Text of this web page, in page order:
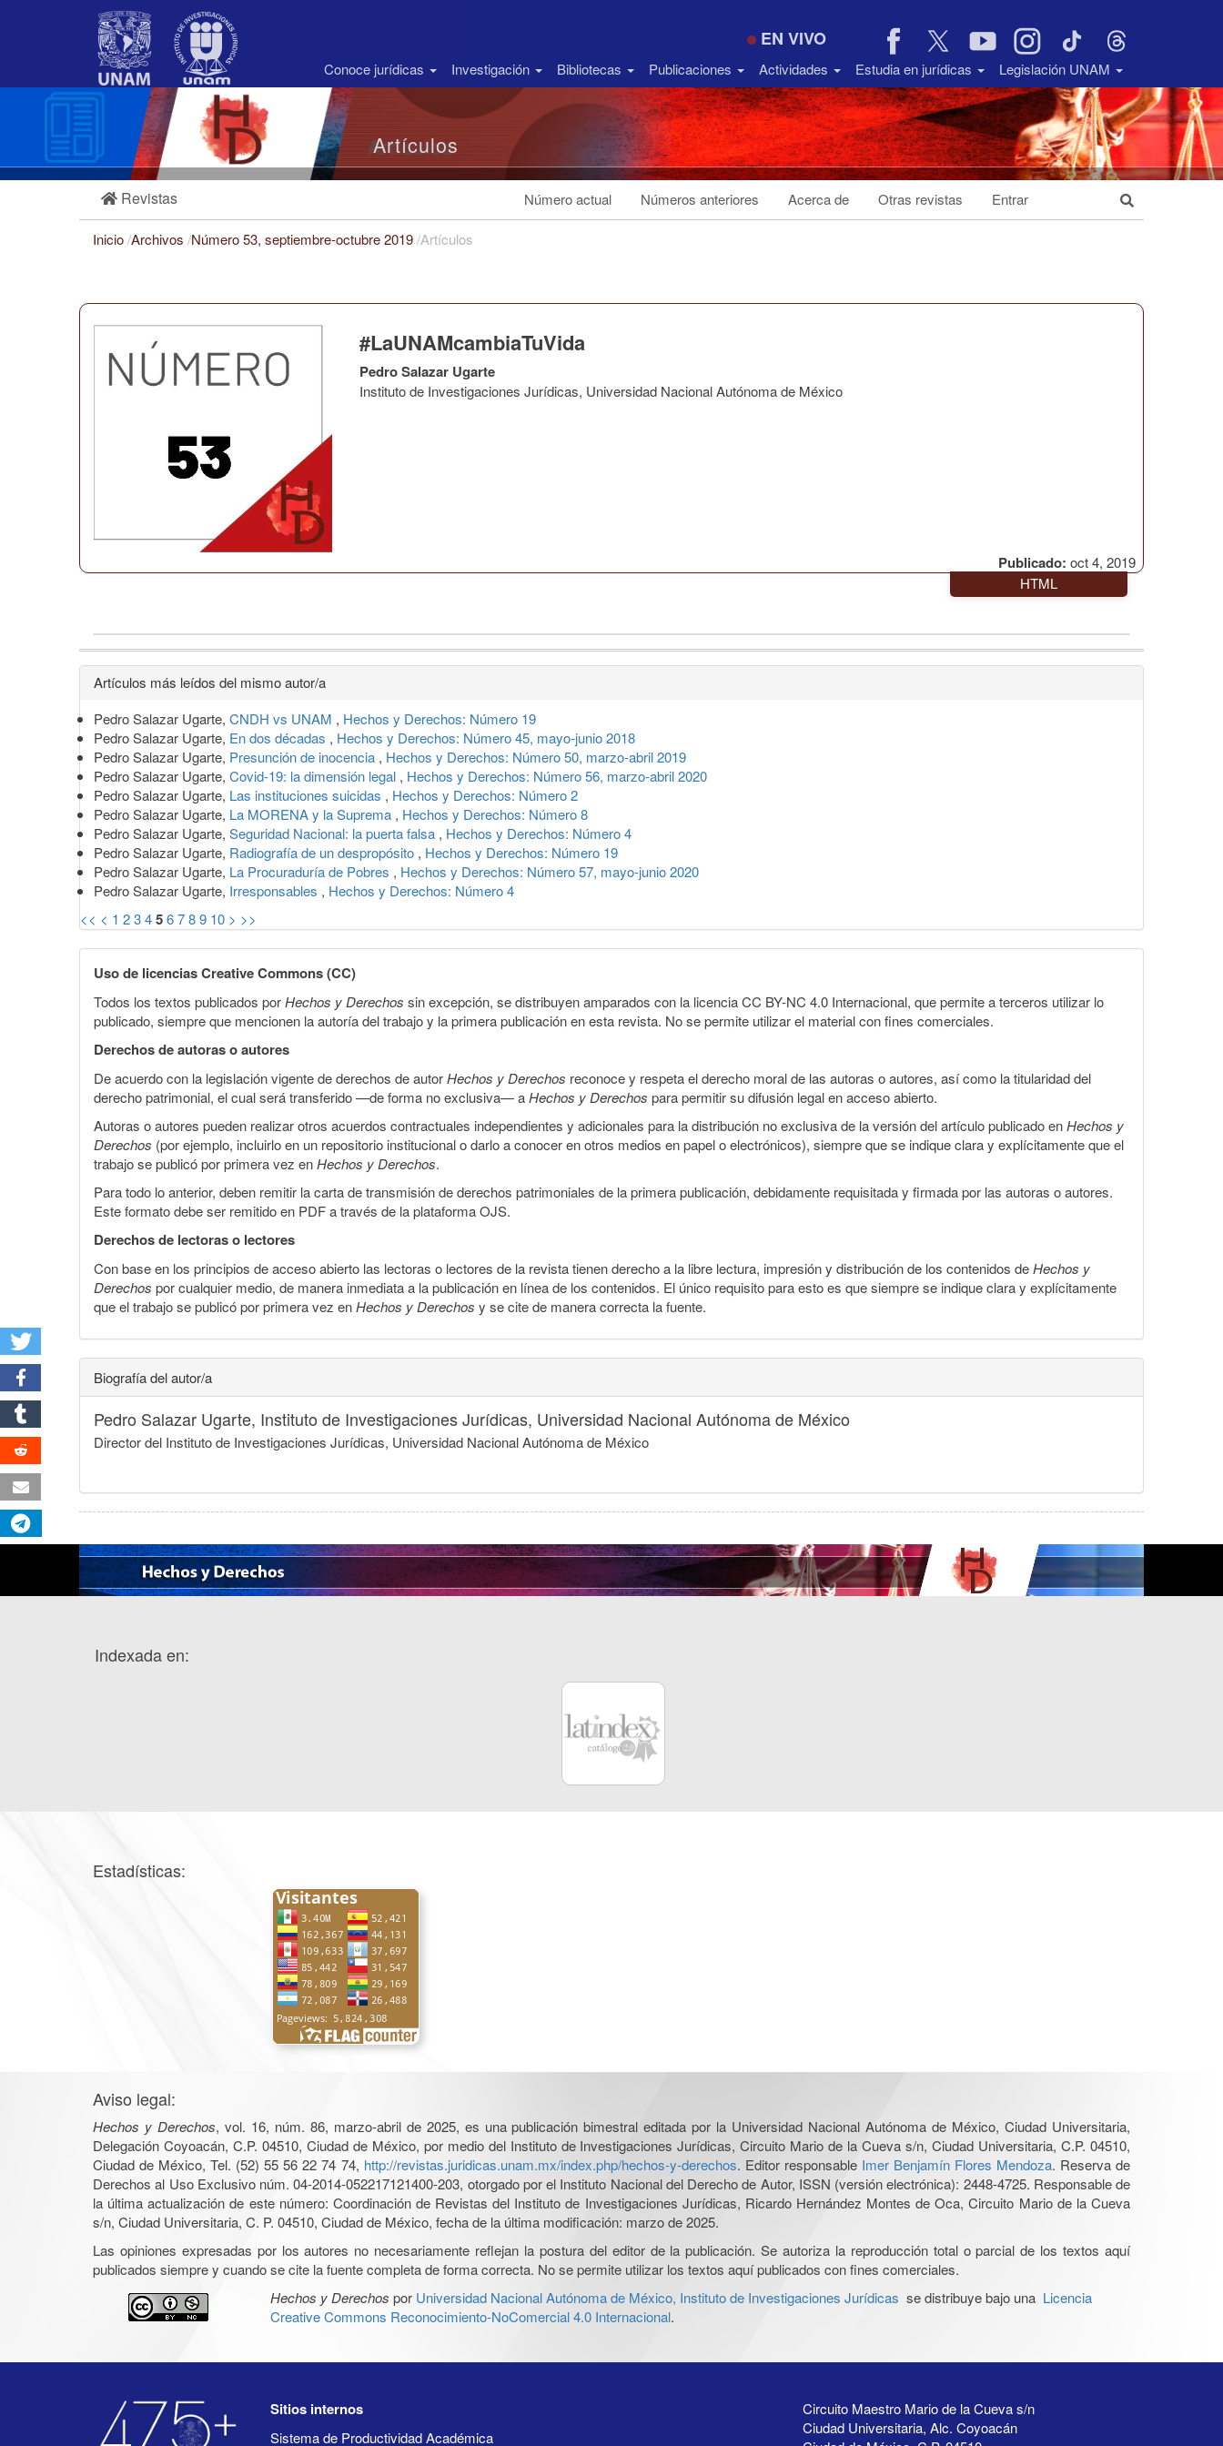
Barra
EN VIVO
Conoce jurídicas Investigación Bibliotecas Publicaciones Actividades Estudia en jurídicas Legislación UNAM
Artículos
Revistas Número actual Números anteriores Acerca de Otras revistas Entrar
Inicio/Archivos /Número 53, septiembre-octubre 2019/Artículos
Publicado: oct 4, 2019
#LaUNAMcambiaTuVida
Pedro Salazar Ugarte
Instituto de Investigaciones Jurídicas, Universidad Nacional Autónoma de México
HTML
Detalles
del
artículo
Artículos más leídos del mismo autor/a
Pedro Salazar Ugarte, CNDH vs UNAM , Hechos y Derechos: Número 19
Pedro Salazar Ugarte, En dos décadas , Hechos y Derechos: Número 45, mayo-junio 2018
Pedro Salazar Ugarte, Presunción de inocencia , Hechos y Derechos: Número 50, marzo-abril 2019
Pedro Salazar Ugarte, Covid-19: la dimensión legal , Hechos y Derechos: Número 56, marzo-abril 2020
Pedro Salazar Ugarte, Las instituciones suicidas , Hechos y Derechos: Número 2
Pedro Salazar Ugarte, La MORENA y la Suprema , Hechos y Derechos: Número 8
Pedro Salazar Ugarte, Seguridad Nacional: la puerta falsa , Hechos y Derechos: Número 4
Pedro Salazar Ugarte, Radiografía de un despropósito , Hechos y Derechos: Número 19
Pedro Salazar Ugarte, La Procuraduría de Pobres , Hechos y Derechos: Número 57, mayo-junio 2020
Pedro Salazar Ugarte, Irresponsables , Hechos y Derechos: Número 4
<< < 1 23456789 10 > >>
Uso de licencias Creative Commons (CC)
Todos los textos publicados porHechos y Derechos sin excepción, se distribuyen amparados con la licencia CC BY-NC 4.0 Internacional, que permite a terceros utilizar lo
publicado, siempre que mencionen la autoría del trabajo y la primera publicación en esta revista. No se permite utilizar el material con fines comerciales.
Derechos de autoras o autores
De acuerdo con la legislación vigente de derechos de autorHechos y Derechos reconoce y respeta el derecho moral de las autoras o autores, así como la titularidad del
derecho patrimonial, el cual será transferido —de forma no exclusiva— aHechos y Derechos para permitir su difusión legal en acceso abierto.
Autoras o autores pueden realizar otros acuerdos contractuales independientes y adicionales para la distribución no exclusiva de la versión del artículo publicado enHechos y
Derechos (por ejemplo, incluirlo en un repositorio institucional o darlo a conocer en otros medios en papel o electrónicos), siempre que se indique clara y explícitamente que el
trabajo se publicó por primera vez enHechos y Derechos.
Para todo lo anterior, deben remitir la carta de transmisión de derechos patrimoniales de la primera publicación, debidamente requisitada y firmada por las autoras o autores.
Este formato debe ser remitido en PDF a través de la plataforma OJS.
Derechos de lectoras o lectores
Con base en los principios de acceso abierto las lectoras o lectores de la revista tienen derecho a la libre lectura, impresión y distribución de los contenidos deHechos y
Derechos por cualquier medio, de manera inmediata a la publicación en línea de los contenidos. El único requisito para esto es que siempre se indique clara y explícitamente
que el trabajo se publicó por primera vez enHechos y Derechos y se cite de manera correcta la fuente.
Biografía del autor/a
Pedro Salazar Ugarte, Instituto de Investigaciones Jurídicas, Universidad Nacional Autónoma de México
Director del Instituto de Investigaciones Jurídicas, Universidad Nacional Autónoma de México
Indexada en:
Estadísticas:
Aviso legal:
Hechos y Derechos, vol. 16, núm. 86, marzo-abril de 2025, es una publicación bimestral editada por la Universidad Nacional Autónoma de México, Ciudad Universitaria,
Delegación Coyoacán, C.P. 04510, Ciudad de México, por medio del Instituto de Investigaciones Jurídicas, Circuito Mario de la Cueva s/n, Ciudad Universitaria, C.P. 04510,
Ciudad de México, Tel. (52) 55 56 22 74 74, http://revistas.juridicas.unam.mx/index.php/hechos-y-derechos. Editor responsable Imer Benjamín Flores Mendoza. Reserva de
Derechos al Uso Exclusivo núm. 04-2014-052217121400-203, otorgado por el Instituto Nacional del Derecho de Autor, ISSN (versión electrónica): 2448-4725. Responsable de
la última actualización de este número: Coordinación de Revistas del Instituto de Investigaciones Jurídicas, Ricardo Hernández Montes de Oca, Circuito Mario de la Cueva
s/n, Ciudad Universitaria, C. P. 04510, Ciudad de México, fecha de la última modificación: marzo de 2025.
Las opiniones expresadas por los autores no necesariamente reflejan la postura del editor de la publicación. Se autoriza la reproducción total o parcial de los textos aquí
publicados siempre y cuando se cite la fuente completa de forma correcta. No se permite utilizar los textos aquí publicados con fines comerciales.
Hechos y Derechos por Universidad Nacional Autónoma de México, Instituto de Investigaciones Jurídicas se distribuye bajo una Licencia
Creative Commons Reconocimiento-NoComercial 4.0 Internacional.
Sitios internos
Sistema de Productividad Académica
Circuito Maestro Mario de la Cueva s/n
Ciudad Universitaria, Alc. Coyoacán